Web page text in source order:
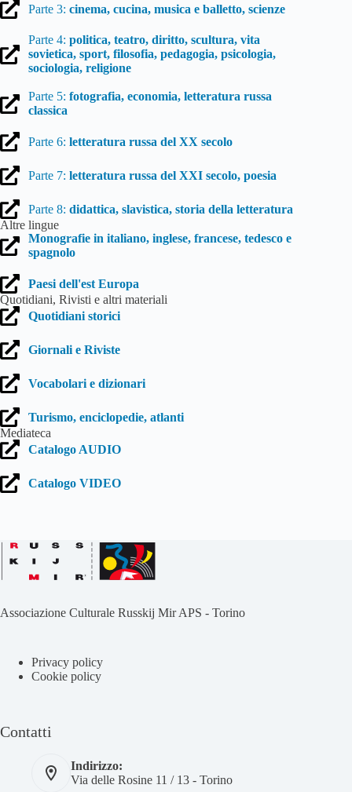
Parte 3:cinema, cucina, musica e balletto, scienze
Parte 4:politica, teatro, diritto, scultura, vita
sovietica, sport, filosofia, pedagogia, psicologia,
sociologia, religione
Parte 5:fotografia, economia, letteratura russa
classica
Parte 6:letteratura russa del XX secolo
Parte 7:letteratura russa del XXI secolo, poesia
Parte 8:didattica, slavistica, storia della letteratura
Altre lingue
Monografie in italiano, inglese, francese, tedesco e
spagnolo
Paesi dell'est Europa
Quotidiani, Rivisti e altri materiali
Quotidiani storici
Giornali e Riviste
Vocabolari e dizionari
Turismo, enciclopedie, atlanti
Mediateca
Catalogo AUDIO
Catalogo VIDEO
Associazione Culturale Russkij Mir APS - Torino
Privacy policy
Cookie policy
Contatti
Indirizzo:
Via delle Rosine 11 / 13 - Torino